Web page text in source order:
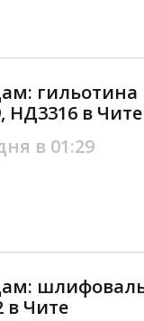
гильотина
НД3316 в Чите
в 01:29
в Чите